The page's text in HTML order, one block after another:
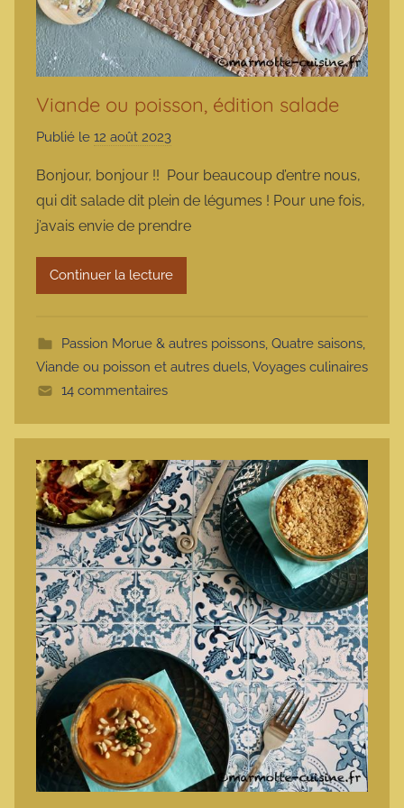
Viande ou poisson, édition salade
Publié le 12 août 2023
m
a
r
m
t
e
Bonjour, bonjour !! Pour beaucoup d’entre nous,
qui dit salade dit plein de légumes ! Pour une fois,
j’avais envie de prendre
Continuer la lecture
Passion Morue & autres poissons, Quatre saisons,
Viande ou poisson et autres duels,Voyages culinaires
14 commentaires